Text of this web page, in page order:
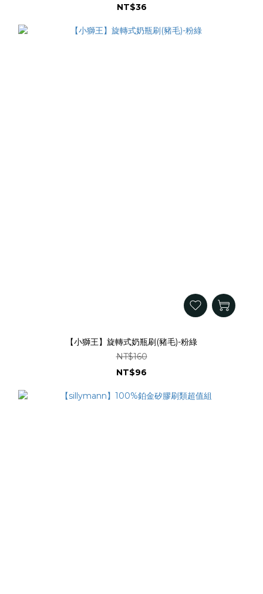
NT$36
【小獅王】旋轉式奶瓶刷(豬毛)-粉綠
NT$160
NT$96